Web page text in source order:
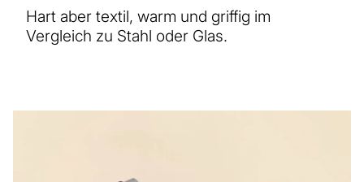
Hart aber textil, warm und griffig im
Vergleich zu Stahl oder Glas.